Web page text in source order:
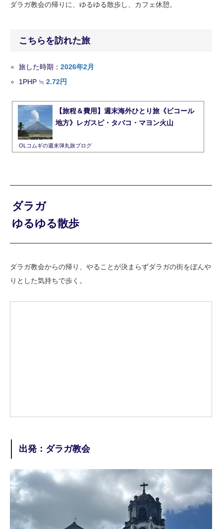
ダラガ教会の帰りに、ゆるゆる散歩し、カフェ休憩。
こちらを訪れた旅
旅した時期：2026年2月
1 PHP ≒2.72円
【旅程＆費用】週末海外ひとり旅《ビコール
地方》レガスピ・タバコ・マヨン火山
OLコムギの週末弾丸旅ブログ
ダラガ
ゆるゆる散歩
ダラガ教会からの帰り、やることが決まらずダラガの街をぼんや
りとした気持ちで歩く。
出発：ダラガ教会